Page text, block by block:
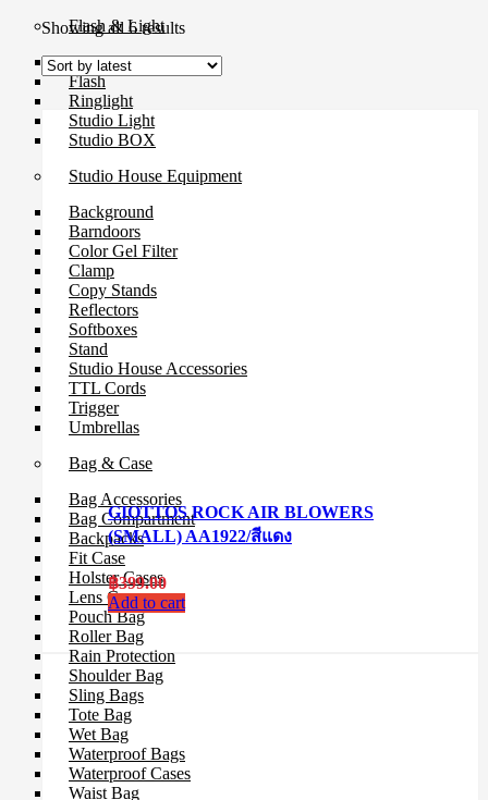
Flash & Light
Continue Light
Flash
Ringlight
Studio Light
Studio BOX
Studio House Equipment
Background
Barndoors
Color Gel Filter
Clamp
Copy Stands
Reflectors
Softboxes
Stand
Studio House Accessories
TTL Cords
Trigger
Umbrellas
Bag & Case
Bag Accessories
Bag Compartment
Backpacks
Fit Case
Holster Cases
Lens Case
Pouch Bag
Roller Bag
Rain Protection
Shoulder Bag
Sling Bags
Tote Bag
Wet Bag
Waterproof Bags
Waterproof Cases
Waist Bag
Showing all 6 resultsSorted
latest
GIOTTOS ROCK AIR BLOWERS
(SMALL) AA1922/สีแดง
฿399.00
Add to cart